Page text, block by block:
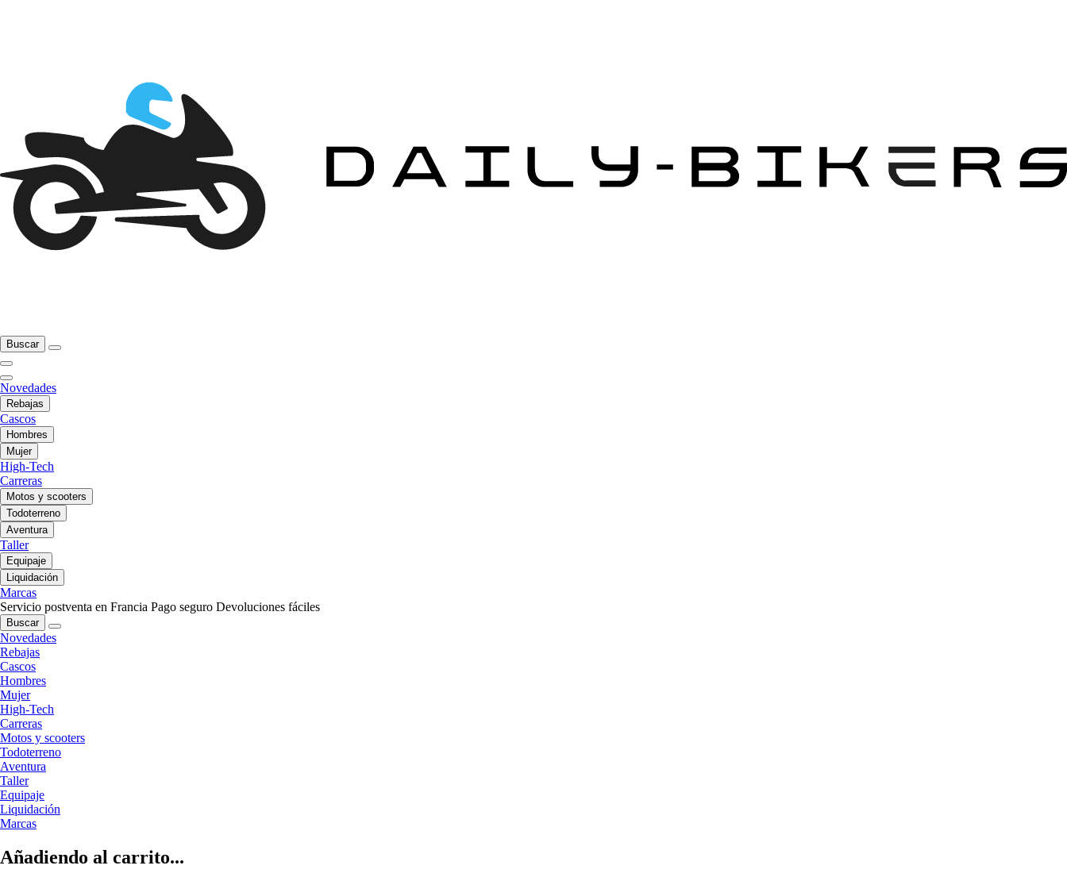
Buscar
Novedades
Rebajas
Cascos
Hombres
Mujer
High-Tech
Carreras
Motos y scooters
Todoterreno
Aventura
Taller
Equipaje
Liquidación
Marcas
Servicio postventa en Francia Pago seguro Devoluciones fáciles
Buscar
Novedades
Rebajas
Cascos
Hombres
Mujer
High-Tech
Carreras
Motos y scooters
Todoterreno
Aventura
Taller
Equipaje
Liquidación
Marcas
Añadiendo al carrito...